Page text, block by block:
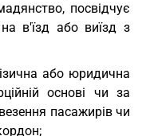
посвідчує
в'їзд або виїзд з
або юридична
основі чи за
пасажирів чи